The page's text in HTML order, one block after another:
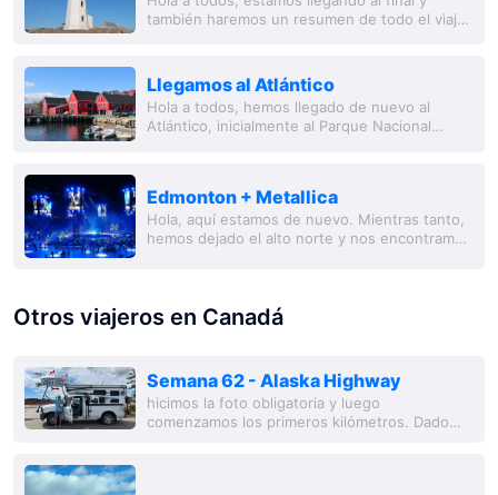
también haremos un resumen de todo el viaje.
encuentra...
Llegamos al Atlántico
Hola a todos, hemos llegado de nuevo al
Atlántico, inicialmente al Parque Nacional
Edmonton + Metallica
Hola, aquí estamos de nuevo. Mientras tanto,
hemos dejado el alto norte y nos encontramos
Otros viajeros en Canadá
Semana 62 - Alaska Highway
hicimos la foto obligatoria y luego
comenzamos los primeros kilómetros. Dado